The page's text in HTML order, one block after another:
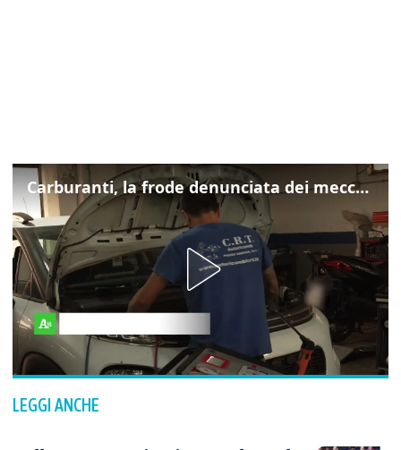
Carburanti, la frode denunciata dei meccanici: "Acqua in gasolio e benzina"
LEGGI ANCHE